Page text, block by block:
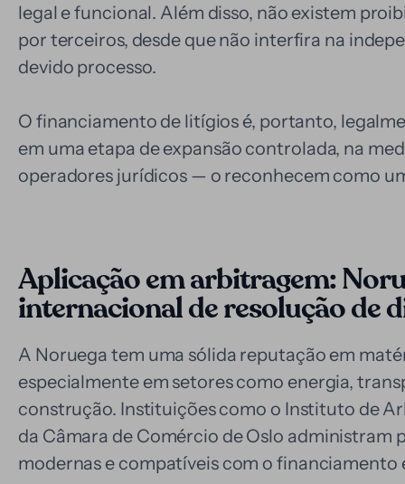
legal e funcional. Além disso, não existem
por terceiros, desde que não interfira na
devido processo.
O financiamento de litígios é, portanto,
em uma etapa de expansão controlada, na
operadores jurídicos — o reconhecem como
Aplicação em arbitragem:
internacional de resolução de
A Noruega tem uma sólida reputação em
especialmente em setores como energia,
construção. Instituições como o Instituto de
da Câmara de Comércio de Oslo
modernas e compatíveis com o financiamento